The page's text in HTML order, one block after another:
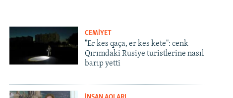
CEMİYET
"Er kes qaça, er kes kete": cenk
Qırımdaki Rusiye turistlerine nasıl
barıp yetti